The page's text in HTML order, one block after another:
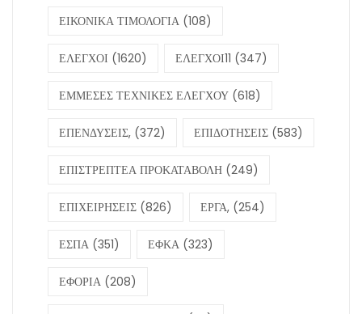
ΕΙΚΟΝΙΚΑ ΤΙΜΟΛΟΓΙΑ (108)
ΕΛΕΓΧΟΙ (1620) ΕΛΕΓΧΟΙ11 (347)
ΕΜΜΕΣΕΣ ΤΕΧΝΙΚΕΣ ΕΛΕΓΧΟΥ (618)
ΕΠΕΝΔΥΣΕΙΣ, (372) ΕΠΙΔΟΤΗΣΕΙΣ (583)
ΕΠΙΣΤΡΕΠΤΕΑ ΠΡΟΚΑΤΑΒΟΛΗ (249)
ΕΠΙΧΕΙΡΗΣΕΙΣ (826) ΕΡΓΑ, (254)
ΕΣΠΑ (351) ΕΦΚΑ (323)
ΕΦΟΡΙΑ (208)